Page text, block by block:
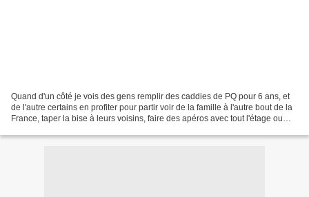
Quand d'un côté je vois des gens remplir des caddies de PQ pour 6 ans, et
de l'autre certains en profiter pour partir voir de la famille à l'autre bout de la
France, taper la bise à leurs voisins, faire des apéros avec tout l'étage ou